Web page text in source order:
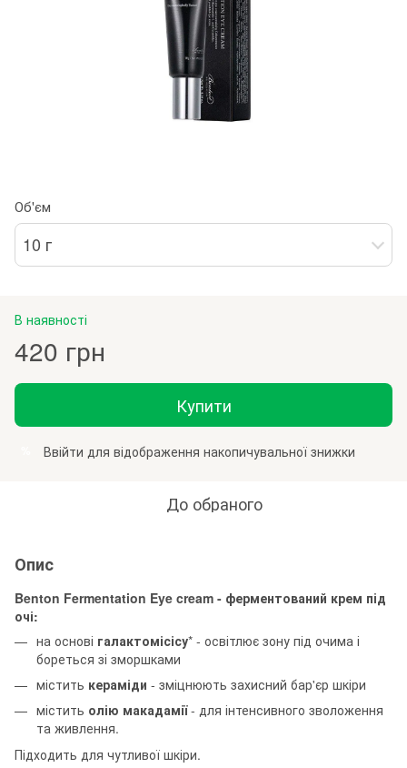
Об'єм
10 г
В наявності
420 грн
Купити
Ввійти для відображення накопичувальної знижки
До обраного
Опис
Benton Fermentation Eye cream - ферментований крем під
очі:
на основі галактомісісу* - освітлює зону під очима і
бореться зі зморшками
містить кераміди - зміцнюють захисний бар'єр шкіри
містить олію макадамії- для інтенсивного зволоження
та живлення.
Підходить для чутливої шкіри.